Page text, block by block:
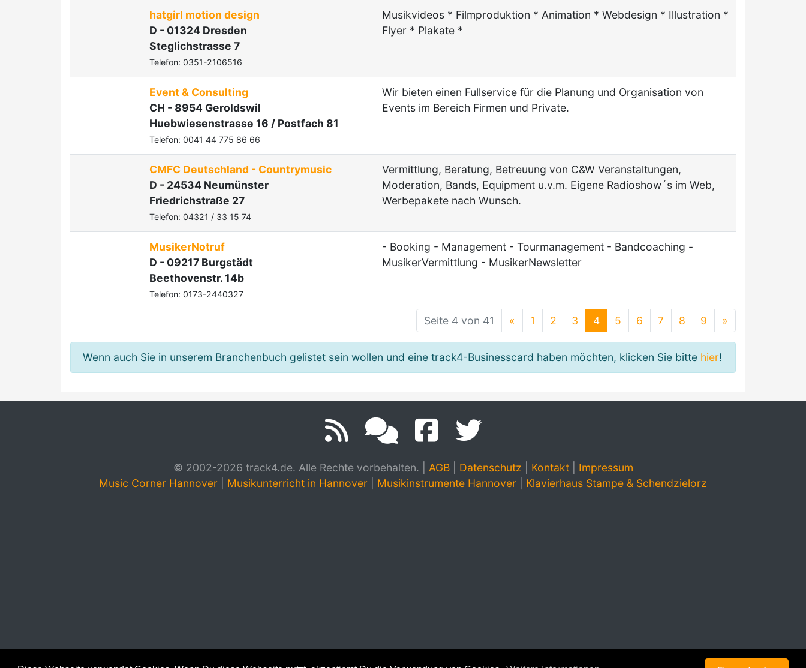
hatgirl motion design
D - 01324 Dresden
Steglichstrasse 7
Telefon: 0351-2106516
Musikvideos * Filmproduktion * Animation * Webdesign * Illustration *
Flyer * Plakate *
Event & Consulting
CH - 8954 Geroldswil
Huebwiesenstrasse 16 / Postfach 81
Telefon: 0041 44 775 86 66
Wir bieten einen Fullservice für die Planung und Organisation von
Events im Bereich Firmen und Private.
CMFC Deutschland - Countrymusic
D - 24534 Neumünster
Friedrichstraße 27
Telefon: 04321 / 33 15 74
Vermittlung, Beratung, Betreuung von C&W Veranstaltungen,
Moderation, Bands, Equipment u.v.m. Eigene Radioshow´s im Web,
Werbepakete nach Wunsch.
MusikerNotruf
D - 09217 Burgstädt
Beethovenstr. 14b
Telefon: 0173-2440327
- Booking - Management - Tourmanagement - Bandcoaching -
MusikerVermittlung - MusikerNewsletter
Seite 4 von 41 « 1 2 3 4 5 6 7 8 9 »
Wenn auch Sie in unserem Branchenbuch gelistet sein wollen und eine track4-Businesscard haben möchten, klicken Sie bitte hier!
© 2002-2026 track4.de. Alle Rechte vorbehalten. AGB| Datenschutz Kontakt| Impressum
Music Corner Hannover
Musikunterricht in Hannover Musikinstrumente Hannover Klavierhaus Stampe & Schendzielorz